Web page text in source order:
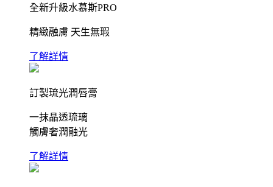
全新升級水慕斯PRO
精緻融膚 天生無瑕
了解詳情
訂製琉光潤唇膏
一抹晶透琉璃
觸膚奢潤融光
了解詳情